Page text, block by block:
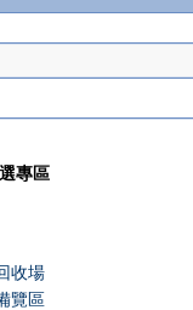
專區
收場
覽區